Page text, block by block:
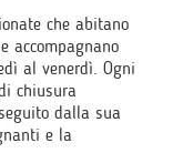
che abitano
accompagnano
al venerdì. Ogni
chiusura
dalla sua
e la